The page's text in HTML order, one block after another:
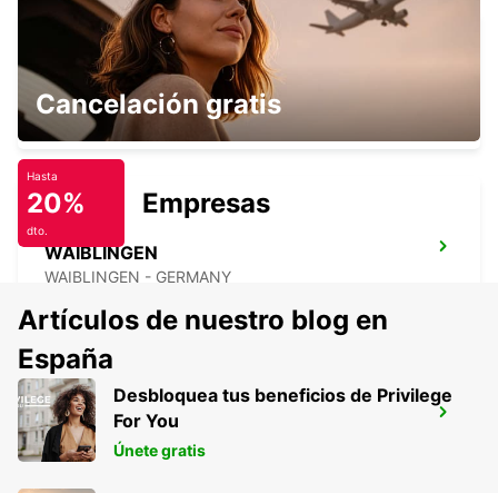
STUTTGART VAIHINGEN
STUTTGART - GERMANY
WAIBLINGEN
WAIBLINGEN - GERMANY
GOEPPINGEN
GOEPPINGEN - GERMANY
Cancelación gratis
Hasta
20%
dto.
Empresas
Artículos de nuestro blog en
España
Desbloquea tus beneficios de Privilege
For You
Únete gratis